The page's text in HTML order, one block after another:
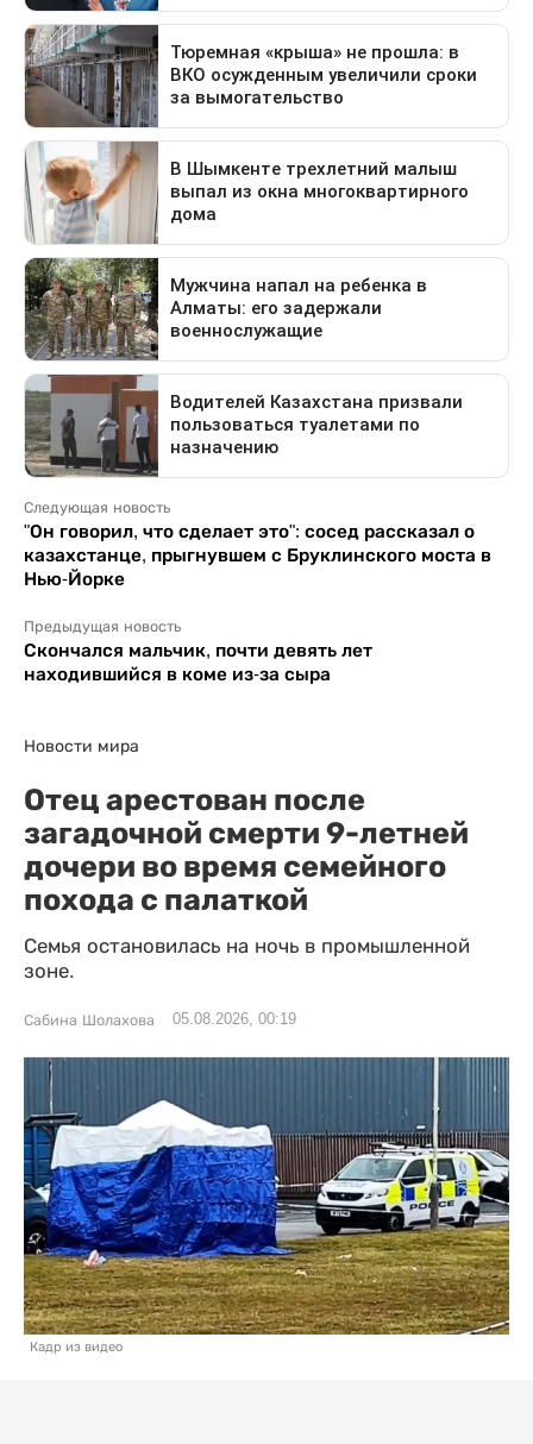
Следующая новость
"Он говорил, что сделает это": сосед рассказал о
казахстанце, прыгнувшем с Бруклинского моста в
Нью-Йорке
Предыдущая новость
Скончался мальчик, почти девять лет
находившийся в коме из-за сыра
Новости мира
Отец арестован после
загадочной смерти 9-летней
дочери во время семейного
похода с палаткой
Семья остановилась на ночь в промышленной
зоне.
Сабина Шолахова 05.08.2026, 00:19
Кадр из видео